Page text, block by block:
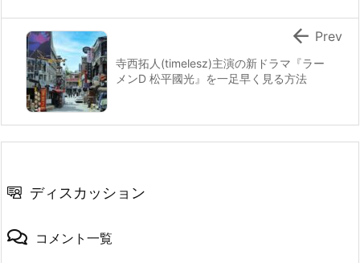
寺西拓人(timelesz)主演の新ドラマ『ラー
メンD 松平國光』を一足早く見る方法
 Prev
ディスカッション
コメント一覧